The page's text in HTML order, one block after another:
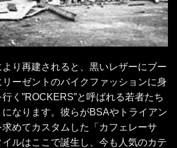
り再建されると、黒いレザーにブー
ーゼントのバイクファッションに身
く”ROCKERS”と呼ばれる若者たち
なります。彼らがBSAやトライアン
めてカスタムした「カフェレーサ
ルはここで誕生し、今も人気のカテ